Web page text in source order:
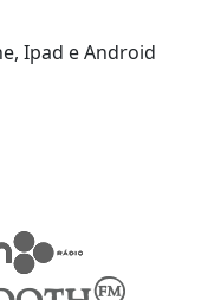
Ipad e Android